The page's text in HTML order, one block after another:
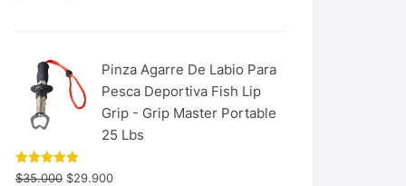
Pinza Agarre De Labio Para
Pesca Deportiva Fish Lip
Grip - Grip Master Portable
25 Lbs
Valorado
$35.000 $29.900